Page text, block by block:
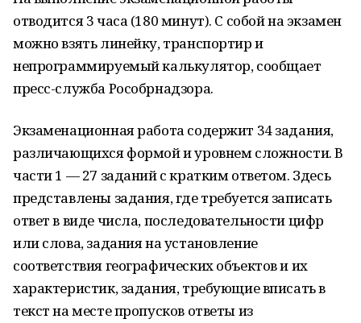
отводится 3 часа (180 минут). С собой на экзамен
можно взять линейку, транспортир и
непрограммируемый калькулятор, сообщает
пресс-служба Рособрнадзора.
Экзаменационная работа содержит 34 задания,
различающихся формой и уровнем сложности. В
части 1 — 27 заданий с кратким ответом. Здесь
представлены задания, где требуется записать
ответ в виде числа, последовательности цифр
или слова, задания на установление
соответствия географических объектов и их
характеристик, задания, требующие вписать в
текст на месте пропусков ответы из